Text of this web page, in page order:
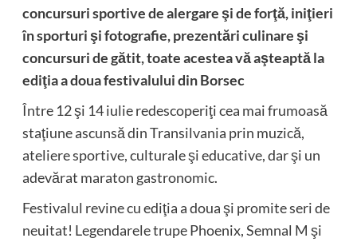
concursuri sportive de alergare şi de forţă, iniţieri
în sporturi şi fotografie, prezentări culinare şi
concursuri de gătit, toate acestea vă aşteaptă la
ediţia a doua festivalului din Borsec
Între 12 şi 14 iulie redescoperiţi cea mai frumoasă
staţiune ascunsă din Transilvania prin muzică,
ateliere sportive, culturale şi educative, dar şi un
adevărat maraton gastronomic.
Festivalul revine cu ediţia a doua şi promite seri de
neuitat! Legendarele trupe Phoenix, Semnal M şi